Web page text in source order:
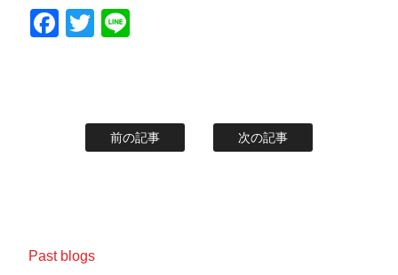
Facebook
Twitter
前の記事 次の記事
Past blogs